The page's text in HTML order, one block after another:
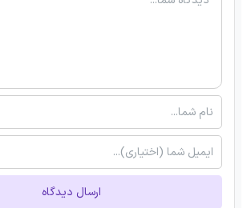
ارسال دیدگاه